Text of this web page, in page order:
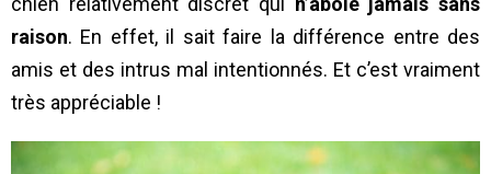
raison. En effet, il sait faire la différence entre des
amis et des intrus mal intentionnés. Et c’est vraiment
très appréciable !